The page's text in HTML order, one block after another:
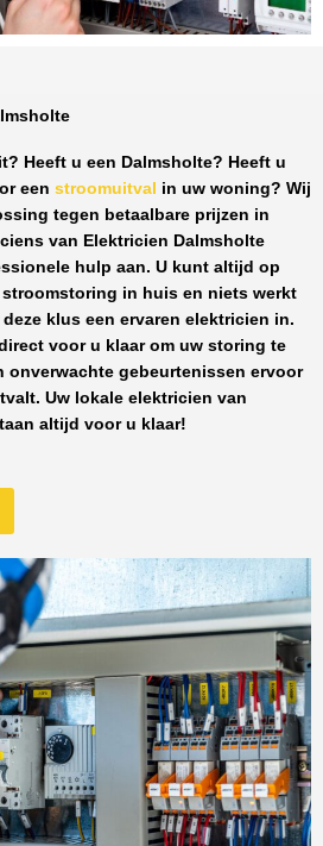
Heeft u een Dalmsholte? Heeft u
een stroomuitval in uw woning? Wij
tegen betaalbare prijzen in
van Elektricien Dalmsholte
hulp aan. U kunt altijd op
in huis en niets werkt
klus een ervaren elektricien in.
voor u klaar om uw storing te
onverwachte gebeurtenissen ervoor
Uw lokale elektricien van
altijd voor u klaar!